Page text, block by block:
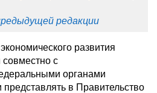
редакции
развития
с
органами
представлять в Правительство